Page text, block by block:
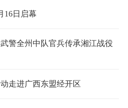
16日启幕
警全州中队官兵传承湘江战役
走进广西东盟经开区